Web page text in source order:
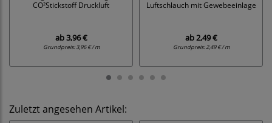
CO²Stickstoff Druckluft
ab3,96 €
Grundpreis:3,96 € / m
Luftschlauch mit Gewebeeinlage
ab2,49 €
Grundpreis:2,49 € / m
Zuletzt angesehen Artikel: